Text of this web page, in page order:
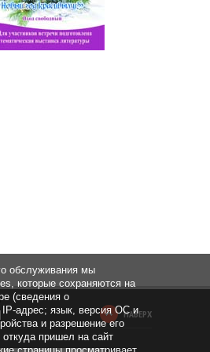
НАВЕРХ
обслуживания мы
которые сохраняются на
(сведения о
адрес; язык, версия ОС и
и разрешение его
откуда пришел на сайт